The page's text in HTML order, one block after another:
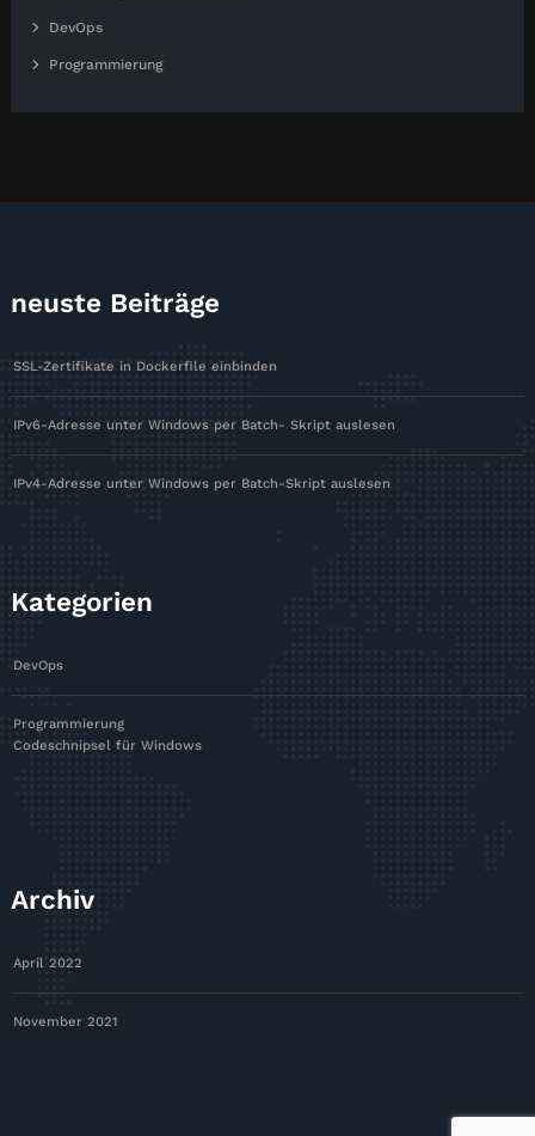
DevOps
Programmierung
neuste Beiträge
SSL-Zertifikate in Dockerfile einbinden
IPv6-Adresse unter Windows per Batch- Skript auslesen
IPv4-Adresse unter Windows per Batch-Skript auslesen
Kategorien
DevOps
Programmierung
Codeschnipsel für Windows
Archiv
April 2022
November 2021